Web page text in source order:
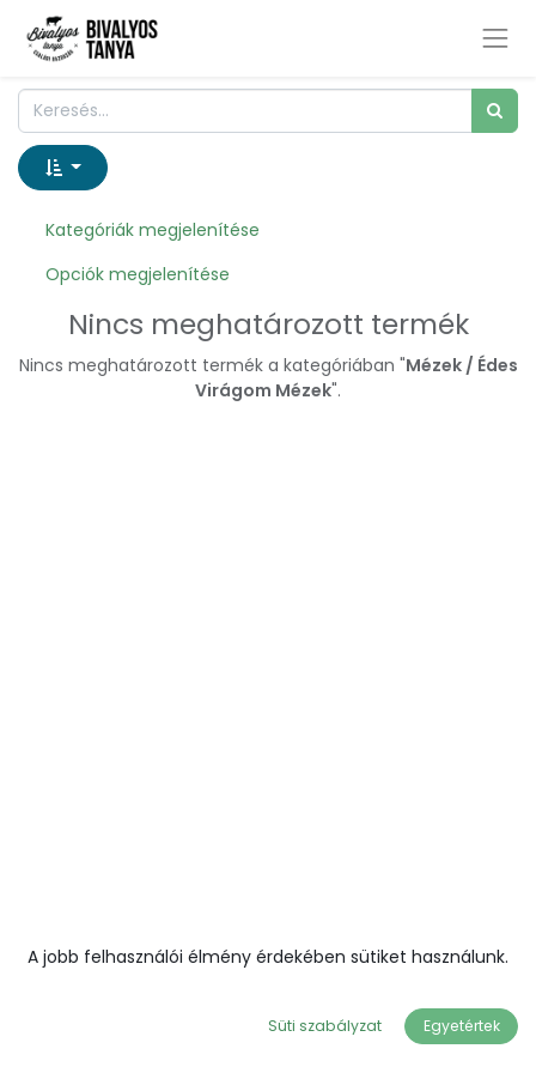
Kategóriák megjelenítése
Opciók megjelenítése
Nincs meghatározott termék
Nincs meghatározott termék a kategóriában "Mézek / Édes
Virágom Mézek".
A jobb felhasználói élmény érdekében sütiket használunk.
Süti szabályzat Egyetértek